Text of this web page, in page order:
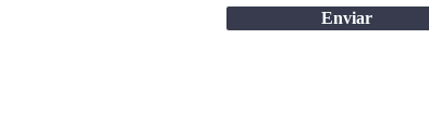
Enviar